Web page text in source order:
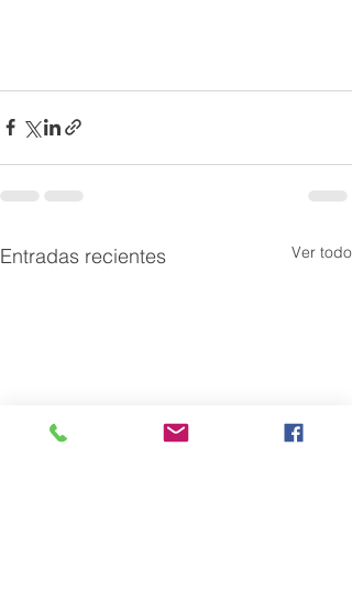
Entradas recientes Ver todo